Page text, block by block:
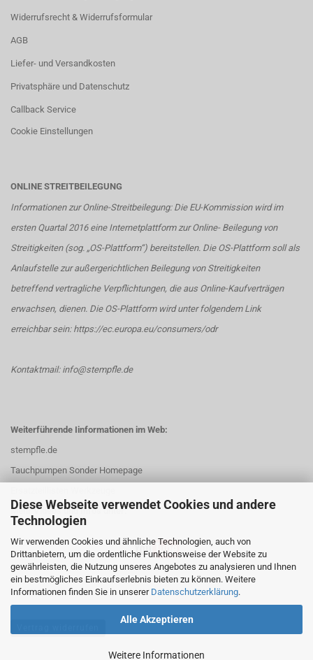
Diese Webseite verwendet Cookies und andere
Technologien
Wir verwenden Cookies und ähnliche Technologien, auch von
Drittanbietern, um die ordentliche Funktionsweise der Website zu
gewährleisten, die Nutzung unseres Angebotes zu analysieren und Ihnen
ein bestmögliches Einkaufserlebnis bieten zu können. Weitere
Informationen finden Sie in unserer Datenschutzerklärung.
Alle Akzeptieren
Weitere Informationen
Widerrufsrecht & Widerrufsformular
AGB
Liefer- und Versandkosten
Privatsphäre und Datenschutz
Callback Service
Cookie Einstellungen
ONLINE STREITBEILEGUNG
Informationen zur Online-Streitbeilegung: Die EU-Kommission wird im
ersten Quartal 2016 eine Internetplattform zur Online- Beilegung von
Streitigkeiten (sog. „OS-Plattform“) bereitstellen. Die OS-Plattform soll als
Anlaufstelle zur außergerichtlichen Beilegung von Streitigkeiten
betreffend vertragliche Verpflichtungen, die aus Online-Kaufverträgen
erwachsen, dienen. Die OS-Plattform wird unter folgendem Link
erreichbar sein: https://ec.europa.eu/consumers/odr
Kontaktmail: info@stempfle.de
Weiterführende Iinformationen im Web:
stempfle.de
Tauchpumpen Sonder Homepage
Mehr Videos und Infos unter: